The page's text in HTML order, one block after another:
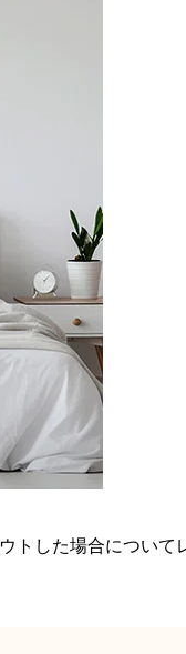
トした場合について